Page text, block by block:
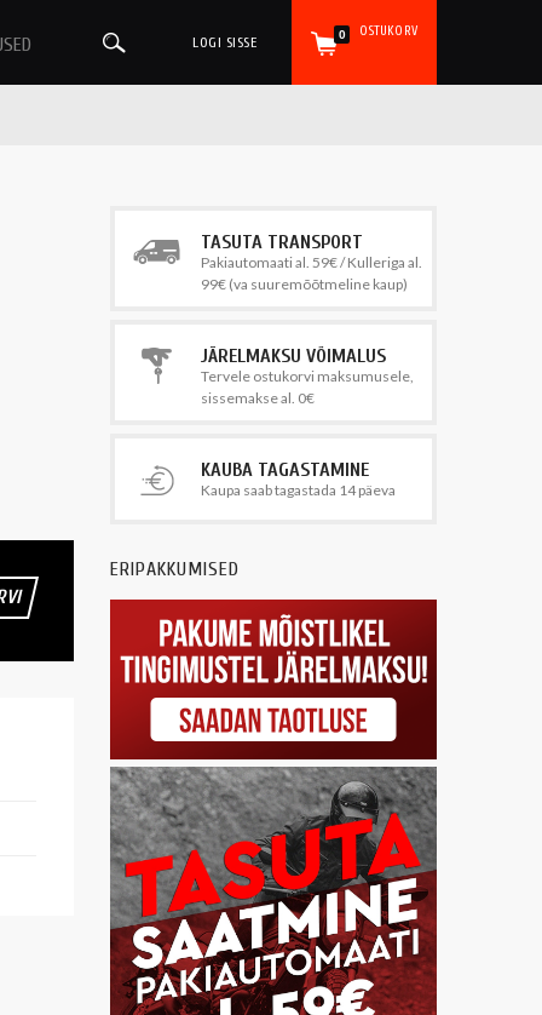
OSTUKORV
0
LOGI SISSE
TASUTA TRANSPORT
Pakiautomaati al. 59€ / Kulleriga al.
99€ (va suuremõõtmeline kaup)
JÄRELMAKSU VÕIMALUS
Tervele ostukorvi maksumusele,
sissemakse al. 0€
KAUBA TAGASTAMINE
Kaupa saab tagastada 14 päeva
ERIPAKKUMISED